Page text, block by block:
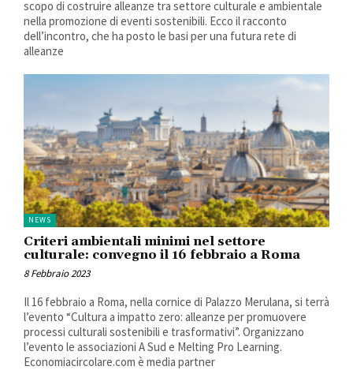
scopo di costruire alleanze tra settore culturale e ambientale
nella promozione di eventi sostenibili. Ecco il racconto
dell’incontro, che ha posto le basi per una futura rete di
alleanze
NEWS
Criteri ambientali minimi nel settore
culturale: convegno il 16 febbraio a Roma
8 Febbraio 2023
Il 16 febbraio a Roma, nella cornice di Palazzo Merulana, si terrà
l’evento “Cultura a impatto zero: alleanze per promuovere
processi culturali sostenibili e trasformativi”. Organizzano
l’evento le associazioni A Sud e Melting Pro Learning.
Economiacircolare.com è media partner